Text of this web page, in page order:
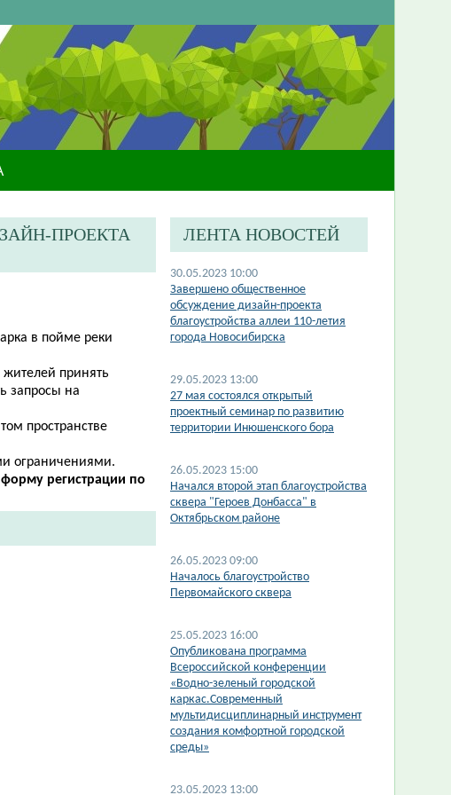
ПРОЕКТА
в пойме реки
принять
запросы на
пространстве
ограничениями.
регистрации по
ЛЕНТА НОВОСТЕЙ
30.05.2023 10:00
​Завершено общественное
обсуждение дизайн-проекта
благоустройства аллеи 110-летия
города Новосибирска
29.05.2023 13:00
27 мая состоялся открытый
проектный семинар по развитию
территории Инюшенского бора
26.05.2023 15:00
Начался второй этап благоустройства
сквера "Героев Донбасса" в
Октябрьском районе
26.05.2023 09:00
Началось благоустройство
Первомайского сквера
25.05.2023 16:00
Опубликована программа
Всероссийской конференции
«Водно-зеленый городской
каркас.Современный
мультидисциплинарный инструмент
cоздания комфортной городской
среды»
23.05.2023 13:00